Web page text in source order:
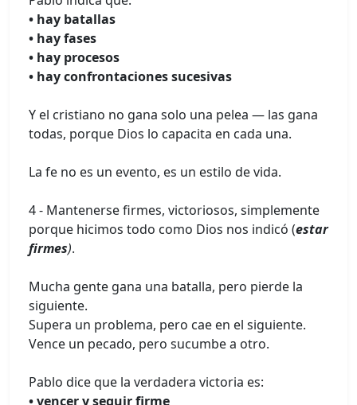
• hay batallas
• hay fases
• hay procesos
• hay confrontaciones sucesivas
Y el cristiano no gana solo una pelea — las gana
todas, porque Dios lo capacita en cada una.
La fe no es un evento, es un estilo de vida.
4 - Mantenerse firmes, victoriosos, simplemente
porque hicimos todo como Dios nos indicó (estar
firmes).
Mucha gente gana una batalla, pero pierde la
siguiente.
Supera un problema, pero cae en el siguiente.
Vence un pecado, pero sucumbe a otro.
Pablo dice que la verdadera victoria es:
• vencer y seguir firme